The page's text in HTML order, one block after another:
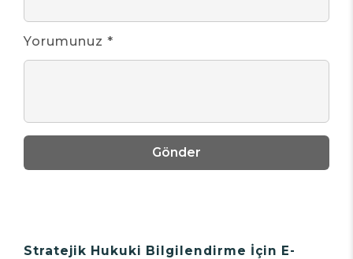
Yorumunuz *
Gönder
Stratejik Hukuki Bilgilendirme İçin E-